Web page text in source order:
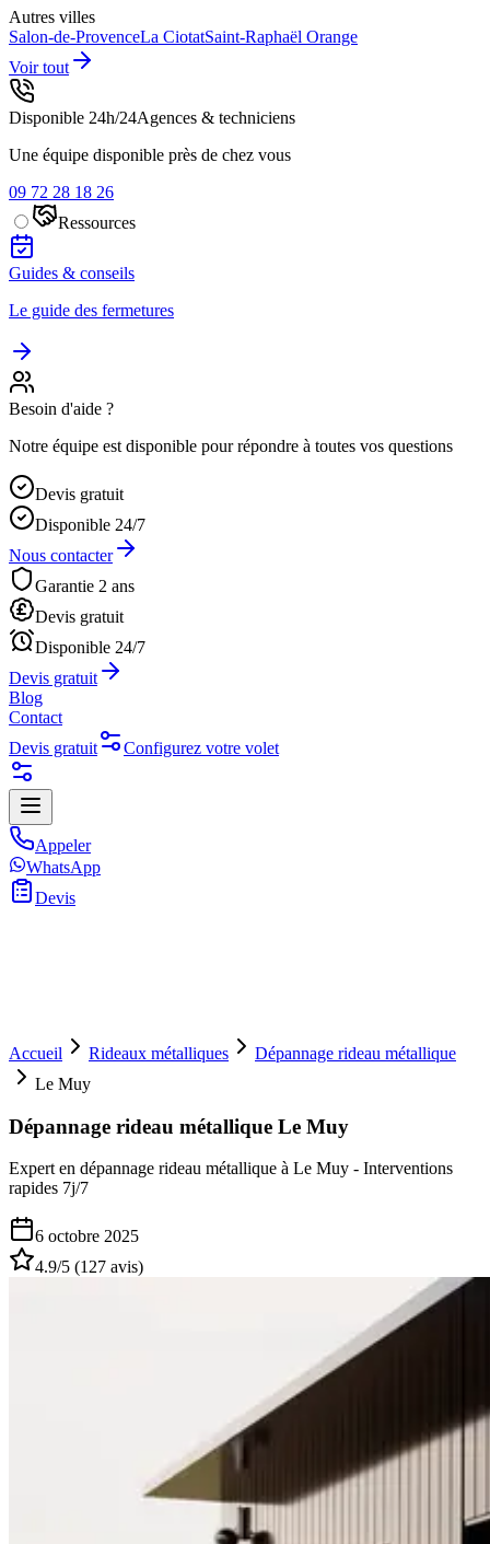
Autres villes
Salon-de-ProvenceLa CiotatSaint-Raphaël Orange
Voir tout
Disponible 24h/24Agences & techniciens
Une équipe disponible près de chez vous
09 72 28 18 26
Ressources
Guides & conseils
Le guide des fermetures
Besoin d'aide ?
Notre équipe est disponible pour répondre à toutes vos questions
Devis gratuit
Disponible 24/7
Nous contacter
Garantie 2 ans
Devis gratuit
Disponible 24/7
Devis gratuit
Blog
Contact
Devis gratuit
Configurez votre volet
Appeler
WhatsApp
Devis
Accueil Rideaux métalliques
Dépannage rideau métallique
Le Muy
Dépannage rideau métallique Le Muy
Expert en dépannage rideau métallique à Le Muy - Interventions
rapides 7j/7
6 octobre 2025
4.9/5 (127 avis)